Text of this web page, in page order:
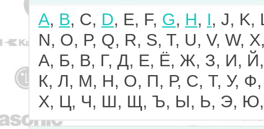
A, B, C, D, E, F, G, H, I, J, K,
N, O, P, Q, R, S, T, U, V, W,
А, Б, В, Г, Д, Е, Ё, Ж, З, И, Й,
К, Л, М, Н, О, П, Р, С, Т, У, Ф,
Х, Ц, Ч, Ш, Щ, Ъ, Ы, Ь, Э,